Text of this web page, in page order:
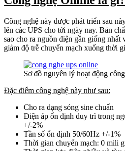
Công nghệ này được phát triển sau
lên các UPS cho tới ngày nay. Bản
sao cho ra nguồn điện gần giống
giảm độ trễ chuyển mạch xuống thời
Sơ đồ nguyên lý hoạt động
Đặc điểm công nghệ này như sau:
Cho ra dạng sóng sine chuẩn
Điện áp ổn định duy trì trong
+/-2%
Tần số ổn định 50/60Hz +/-1%
Thời gian chuyển mạch: 0 mili